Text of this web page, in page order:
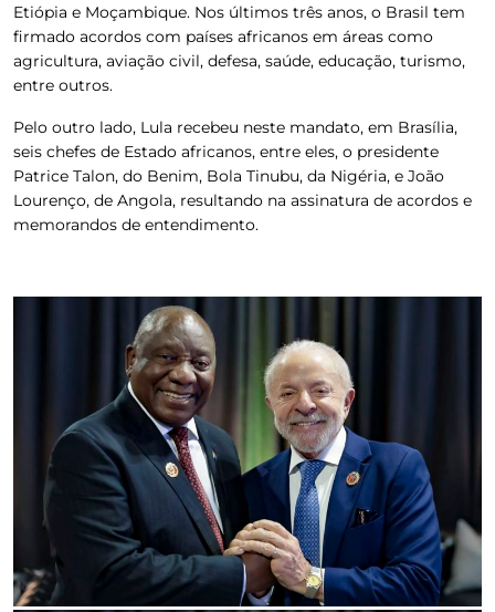
Etiópia e Moçambique. Nos últimos três anos, o Brasil tem
firmado acordos com países africanos em áreas como
agricultura, aviação civil, defesa, saúde, educação, turismo,
entre outros.
Pelo outro lado, Lula recebeu neste mandato, em Brasília,
seis chefes de Estado africanos, entre eles, o presidente
Patrice Talon, do Benim, Bola Tinubu, da Nigéria, e João
Lourenço, de Angola, resultando na assinatura de acordos e
memorandos de entendimento.